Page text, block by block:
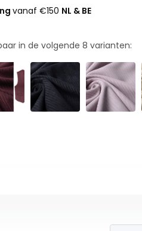
vanaf €150 NL & BE
in de volgende8 varianten: